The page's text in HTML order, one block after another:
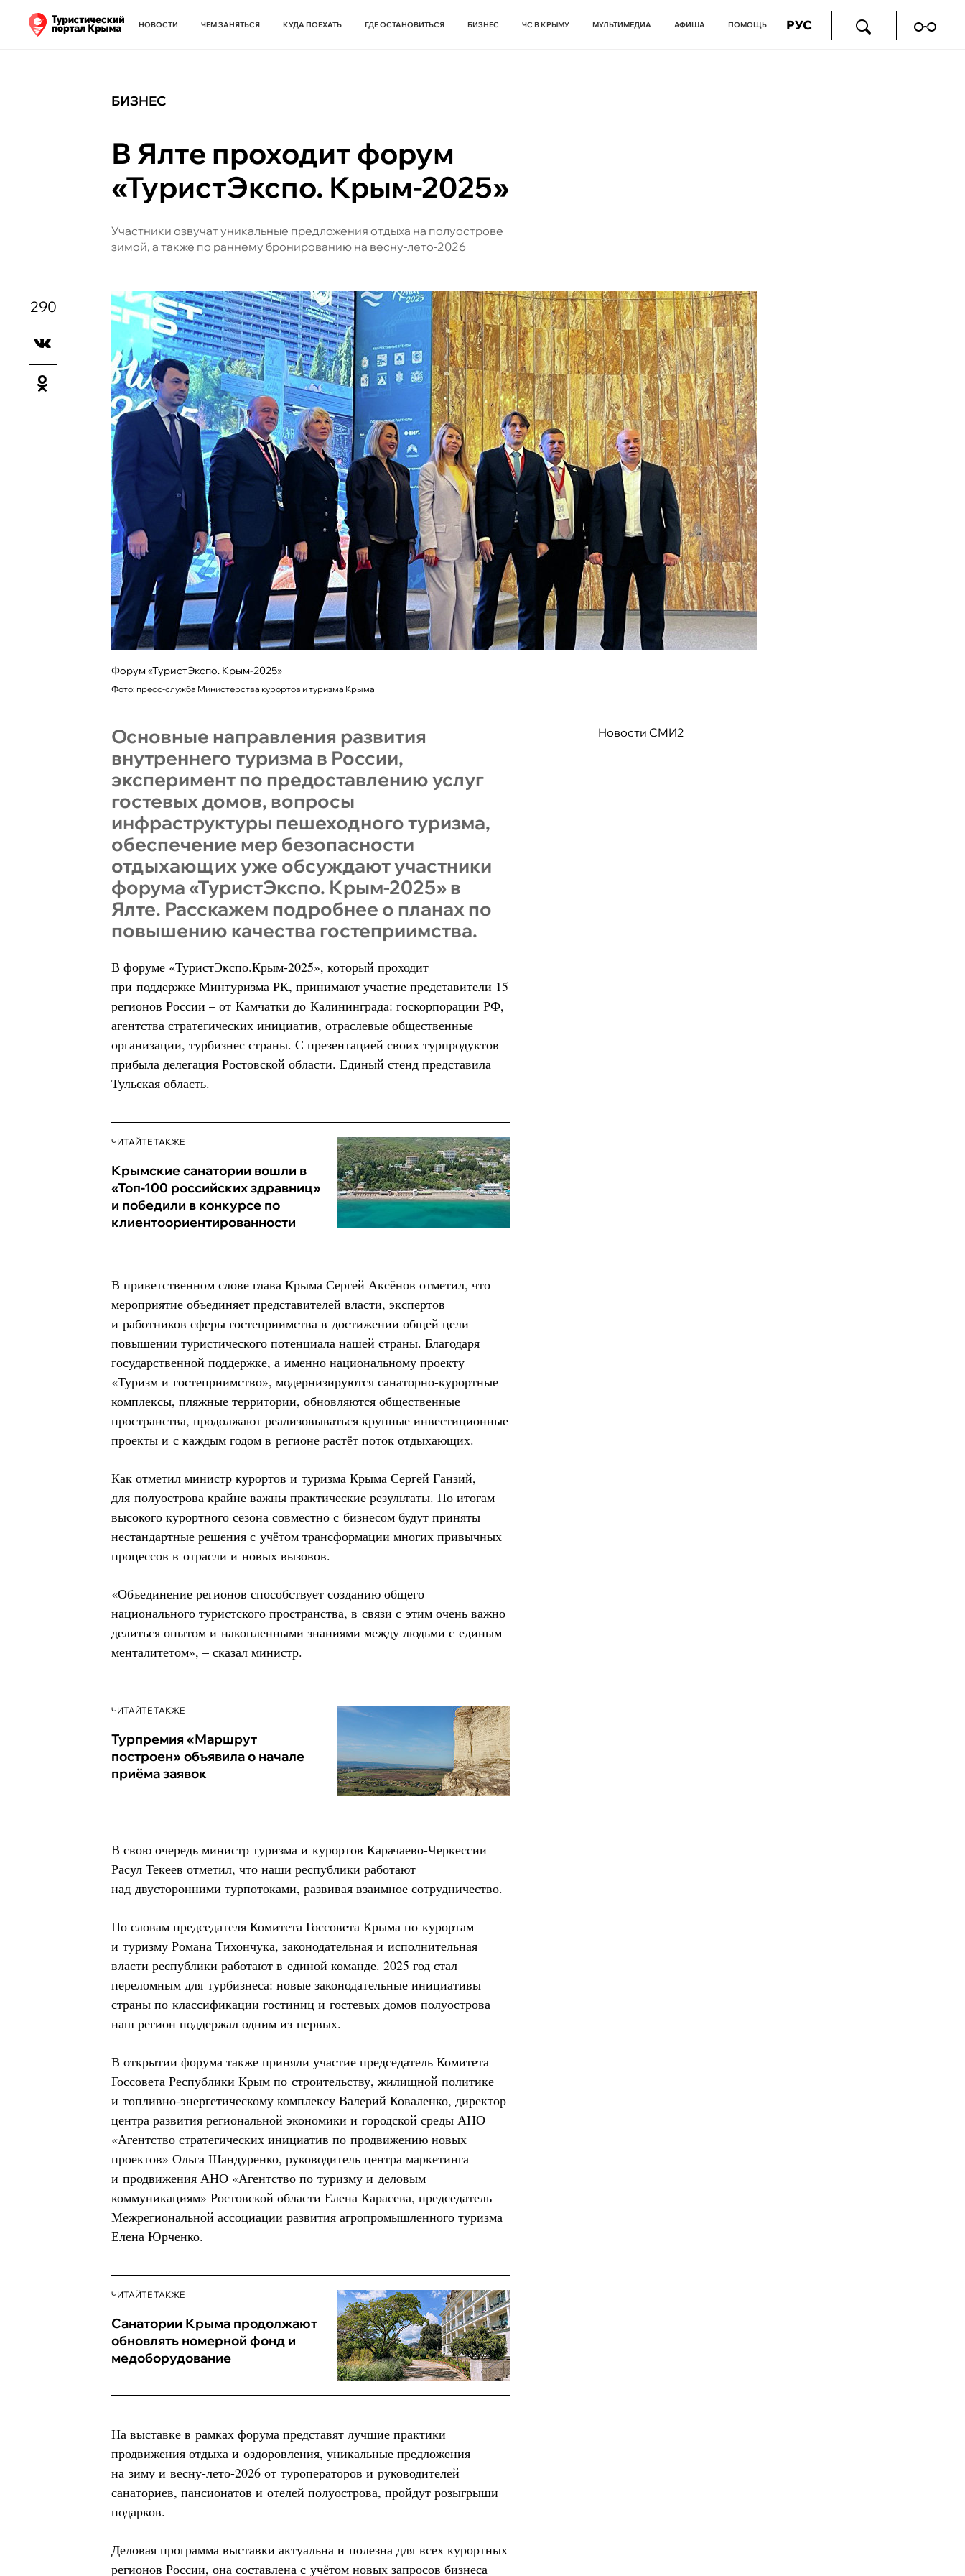
НОВОСТИ ЧЕМ ЗАНЯТЬСЯ КУДА ПОЕХАТЬ ГДЕ ОСТАНОВИТЬСЯ БИЗНЕС ЧС В КРЫМУ МУЛЬТИМЕДИА АФИША ПОМОЩЬ РУС
БИЗНЕС
В Ялте проходит форум
«ТуристЭкспо. Крым-2025»
Участники озвучат уникальные предложения отдыха на полуострове
зимой, а также по раннему бронированию на весну-лето-2026
290
Форум «ТуристЭкспо. Крым-2025»
Фото: пресс-служба Министерства курортов и туризма Крыма
Новости СМИ2
Основные направления развития
внутреннего туризма в России,
эксперимент по предоставлению услуг
гостевых домов, вопросы
инфраструктуры пешеходного туризма,
обеспечение мер безопасности
отдыхающих уже обсуждают участники
форума «ТуристЭкспо. Крым-2025» в
Ялте. Расскажем подробнее о планах по
повышению качества гостеприимства.
В форуме «ТуристЭкспо.Крым-2025», который проходит
при поддержке Минтуризма РК, принимают участие представители 15
регионов России – от Камчатки до Калининграда: госкорпорации РФ,
агентства стратегических инициатив, отраслевые общественные
организации, турбизнес страны. С презентацией своих турпродуктов
прибыла делегация Ростовской области. Единый стенд представила
Тульская область.
ЧИТАЙТЕ ТАКЖЕ
Крымские санатории вошли в
«Топ-100 российских здравниц»
и победили в конкурсе по
клиентоориентированности
В приветственном слове глава Крыма Сергей Аксёнов отметил, что
мероприятие объединяет представителей власти, экспертов
и работников сферы гостеприимства в достижении общей цели –
повышении туристического потенциала нашей страны. Благодаря
государственной поддержке, а именно национальному проекту
«Туризм и гостеприимство», модернизируются санаторно-курортные
комплексы, пляжные территории, обновляются общественные
пространства, продолжают реализовываться крупные инвестиционные
проекты и с каждым годом в регионе растёт поток отдыхающих.
Как отметил министр курортов и туризма Крыма Сергей Ганзий,
для полуострова крайне важны практические результаты. По итогам
высокого курортного сезона совместно с бизнесом будут приняты
нестандартные решения с учётом трансформации многих привычных
процессов в отрасли и новых вызовов.
«Объединение регионов способствует созданию общего
национального туристского пространства, в связи с этим очень важно
делиться опытом и накопленными знаниями между людьми с единым
менталитетом», – сказал министр.
ЧИТАЙТЕ ТАКЖЕ
Турпремия «Маршрут
построен» объявила о начале
приёма заявок
В свою очередь министр туризма и курортов Карачаево-Черкессии
Расул Текеев отметил, что наши республики работают
над двусторонними турпотоками, развивая взаимное сотрудничество.
По словам председателя Комитета Госсовета Крыма по курортам
и туризму Романа Тихончука, законодательная и исполнительная
власти республики работают в единой команде. 2025 год стал
переломным для турбизнеса: новые законодательные инициативы
страны по классификации гостиниц и гостевых домов полуострова
наш регион поддержал одним из первых.
В открытии форума также приняли участие председатель Комитета
Госсовета Республики Крым по строительству, жилищной политике
и топливно-энергетическому комплексу Валерий Коваленко, директор
центра развития региональной экономики и городской среды АНО
«Агентство стратегических инициатив по продвижению новых
проектов» Ольга Шандуренко, руководитель центра маркетинга
и продвижения АНО «Агентство по туризму и деловым
коммуникациям» Ростовской области Елена Карасева, председатель
Межрегиональной ассоциации развития агропромышленного туризма
Елена Юрченко.
ЧИТАЙТЕ ТАКЖЕ
Санатории Крыма продолжают
обновлять номерной фонд и
медоборудование
На выставке в рамках форума представят лучшие практики
продвижения отдыха и оздоровления, уникальные предложения
на зиму и весну-лето-2026 от туроператоров и руководителей
санаториев, пансионатов и отелей полуострова, пройдут розыгрыши
подарков.
Деловая программа выставки актуальна и полезна для всех курортных
регионов России, она составлена с учётом новых запросов бизнеса